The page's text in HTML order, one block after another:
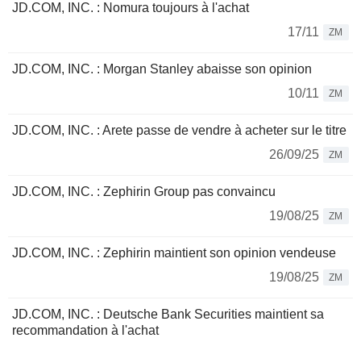
JD.COM, INC. : Nomura toujours à l'achat
17/11
ZM
JD.COM, INC. : Morgan Stanley abaisse son opinion
10/11
ZM
JD.COM, INC. : Arete passe de vendre à acheter sur le titre
26/09/25
ZM
JD.COM, INC. : Zephirin Group pas convaincu
19/08/25
ZM
JD.COM, INC. : Zephirin maintient son opinion vendeuse
19/08/25
ZM
JD.COM, INC. : Deutsche Bank Securities maintient sa
recommandation à l'achat